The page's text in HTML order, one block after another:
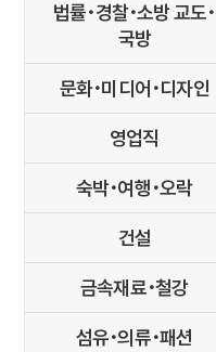
법률･경찰･소방 교도･
국방
문화･미디어･디자인
영업직
숙박･여행･오락
건설
금속재료･철강
섬유･의류･패션